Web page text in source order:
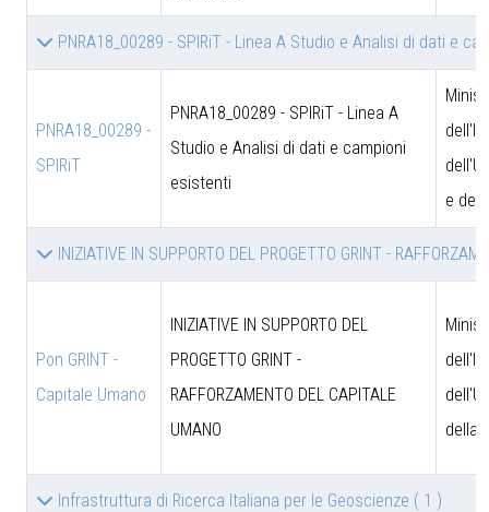
PNRA18_00289 - SPIRiT - Linea A Studio e Analisi di dati e
PNRA18_00289 -
SPIRiT
PNRA18_00289 - SPIRiT - Linea A
Studio e Analisi di dati e campioni
esistenti
e
INIZIATIVE IN SUPPORTO DEL PROGETTO GRINT -
Pon GRINT -
Capitale Umano
INIZIATIVE IN SUPPORTO DEL
PROGETTO GRINT -
RAFFORZAMENTO DEL CAPITALE
UMANO
della
Infrastruttura di Ricerca Italiana per le Geoscienze ( 1 )